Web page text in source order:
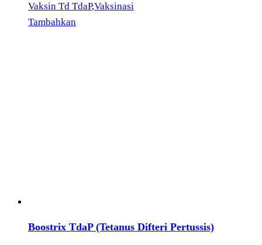
Vaksin Td TdaP,Vaksinasi
Tambahkan
Boostrix TdaP (Tetanus Difteri Pertussis)